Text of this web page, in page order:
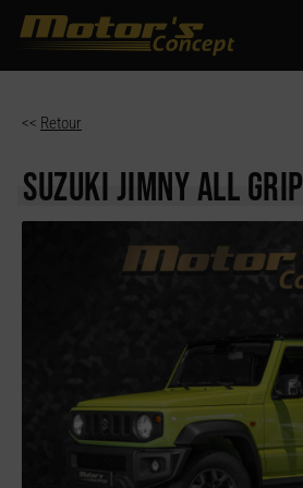
<< Retour
SUZUKI JIMNYALL GRIP